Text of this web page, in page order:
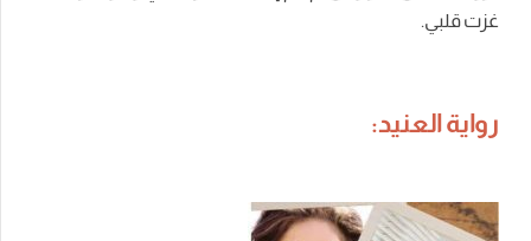
غزت قلبي.
رواية العنيد: